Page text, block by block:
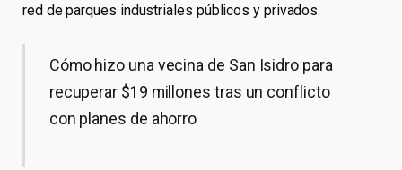
red de parques industriales públicos y privados.
Cómo hizo una vecina de San Isidro para
recuperar $19 millones tras un conflicto
con planes de ahorro